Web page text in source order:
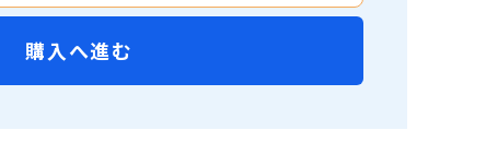
購入へ進む